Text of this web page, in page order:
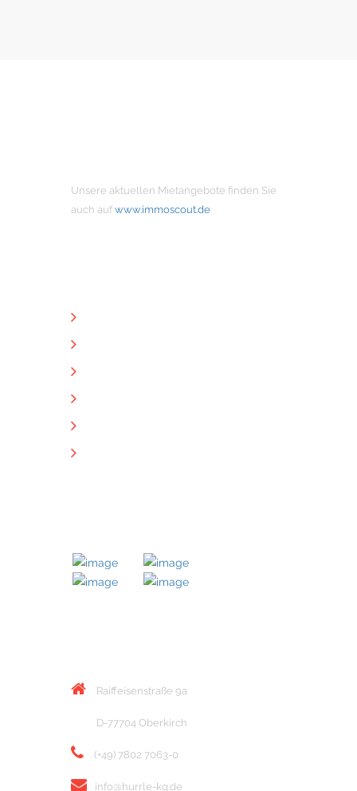
Unsere aktuellen Mietangebote finden Sie
auch auf www.immoscout.de
Raiffeisenstraße 9a
D-77704 Oberkirch
(+49) 7802 7063-0
info@hurrle-kg.de